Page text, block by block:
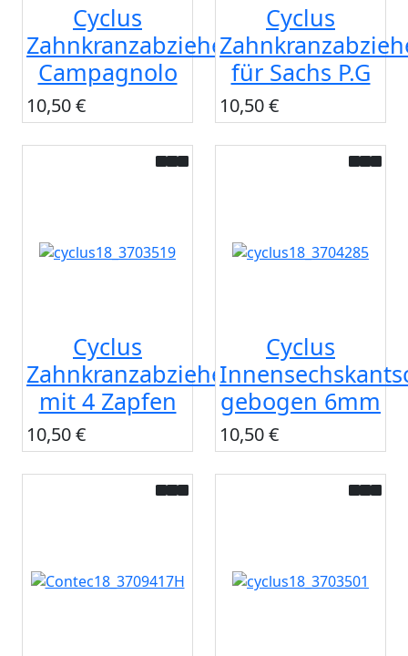
Cyclus
Zahnkranzabzieher
Campagnolo
10,50 €
Cyclus
für Sachs P.G
10,50 €
Cyclus
Zahnkranzabzieher
mit 4 Zapfen
10,50 €
Cyclus
gebogen 6mm
10,50 €